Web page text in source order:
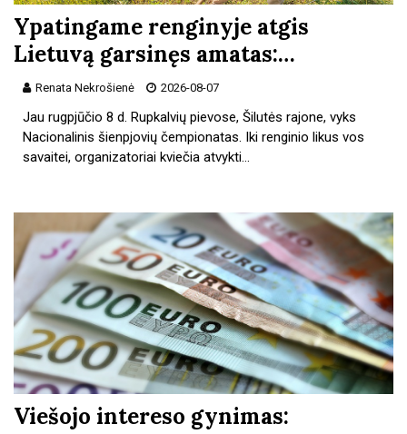
Ypatingame renginyje atgis
Lietuvą garsinęs amatas:…
Renata Nekrošienė 2026-08-07
Jau rugpjūčio 8 d. Rupkalvių pievose, Šilutės rajone, vyks
Nacionalinis šienpjovių čempionatas. Iki renginio likus vos
savaitei, organizatoriai kviečia atvykti…
Viešojo intereso gynimas: